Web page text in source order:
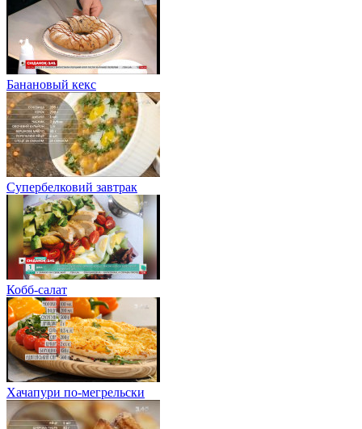
Банановый кекс
Супербелковий завтрак
Кобб-салат
Хачапури по-мегрельски